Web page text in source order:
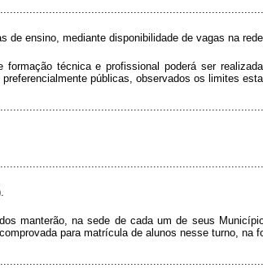
de ensino, mediante disponibilidade de vagas na
técnica e profissional poderá ser
públicas, observados os limites
manterão, na sede de cada um de seus
para matrícula de alunos nesse turno,